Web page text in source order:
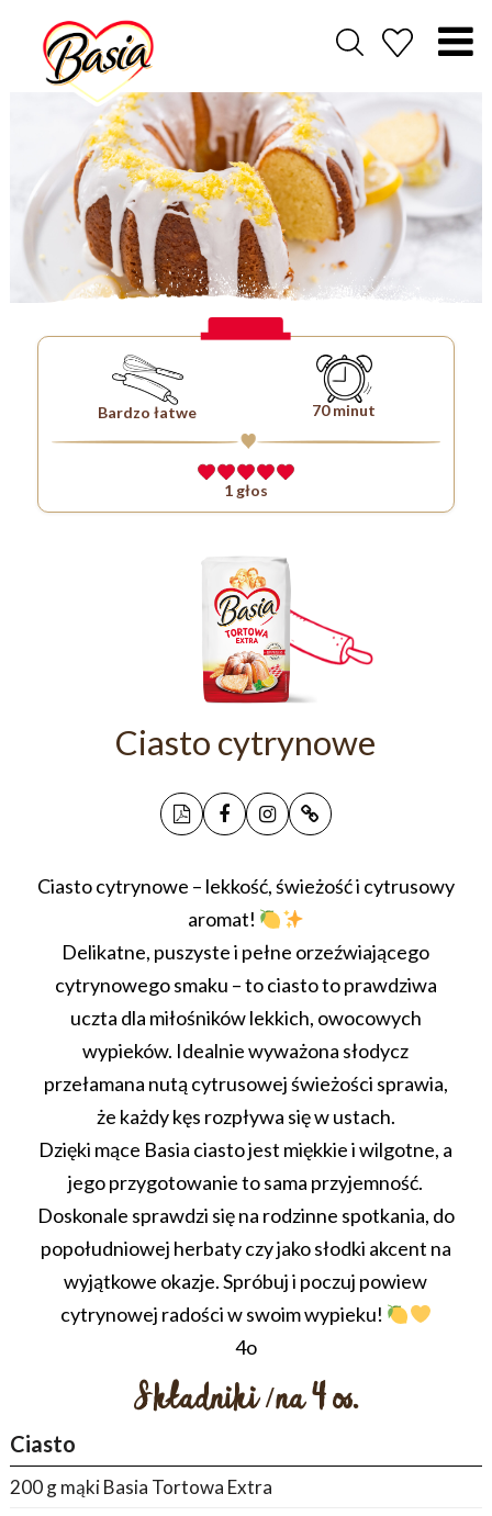
Bardzo łatwe 70 minut
1 głos
Ciasto cytrynowe
Ciasto cytrynowe – lekkość, świeżość i cytrusowy
aromat!
Delikatne, puszyste i pełne orzeźwiającego
cytrynowego smaku – to ciasto to prawdziwa
uczta dla miłośników lekkich, owocowych
wypieków. Idealnie wyważona słodycz
przełamana nutą cytrusowej świeżości sprawia,
że każdy kęs rozpływa się w ustach.
Dzięki mące Basia ciasto jest miękkie i wilgotne, a
jego przygotowanie to sama przyjemność.
Doskonale sprawdzi się na rodzinne spotkania, do
popołudniowej herbaty czy jako słodki akcent na
wyjątkowe okazje. Spróbuj i poczuj powiew
cytrynowej radości w swoim wypieku!
4o
Składniki /na 4 os.
Ciasto
200 g mąki Basia Tortowa Extra